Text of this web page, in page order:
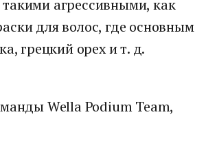
агрессивными, как
для волос, где основным
грецкий орех и т. д.
Wella Podium Team,